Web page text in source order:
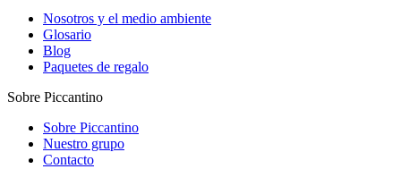
Nosotros y el medio ambiente
Glosario
Blog
Paquetes de regalo
Sobre Piccantino
Sobre Piccantino
Nuestro grupo
Contacto